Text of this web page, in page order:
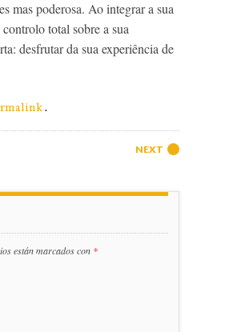
mas poderosa. Ao integrar a sua
total sobre a sua
desfrutar da sua experiência de
.
NEXT
están marcados con *